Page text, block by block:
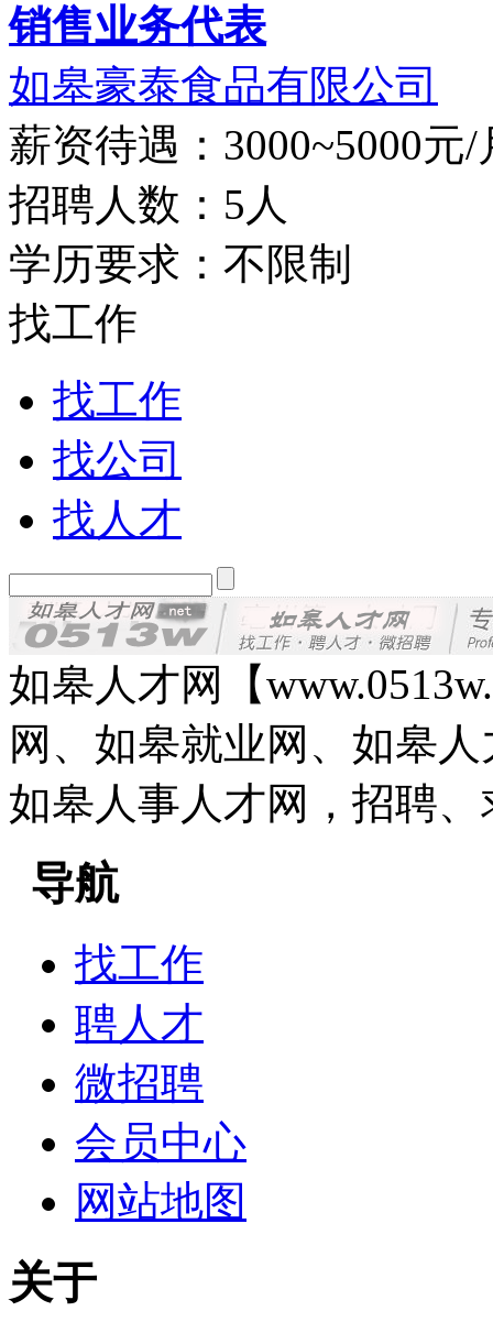
销售业务代表
如皋豪泰食品有限公司
薪资待遇：3000~5000元/
招聘人数：5人
学历要求：不限制
找工作
找工作
找公司
找人才
如皋人才网【
网、如皋就业网、如皋
如皋人事人才网，招聘
导航
找工作
聘人才
微招聘
会员中心
网站地图
关于